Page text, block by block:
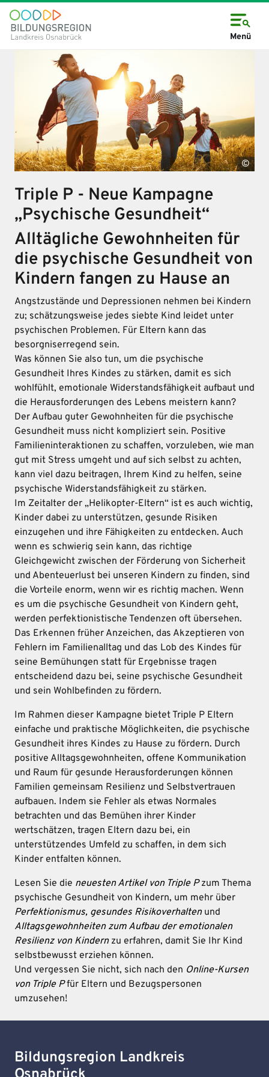
Direkt
zum
Inhalt
Menü
Triple P - Neue Kampagne
„Psychische Gesundheit“
Alltägliche Gewohnheiten für
die psychische Gesundheit von
Kindern fangen zu Hause an
Angstzustände und Depressionen nehmen bei Kindern
zu; schätzungsweise jedes siebte Kind leidet unter
psychischen Problemen. Für Eltern kann das
besorgniserregend sein.
Was können Sie also tun, um die psychische
Gesundheit Ihres Kindes zu stärken, damit es sich
wohlfühlt, emotionale Widerstandsfähigkeit aufbaut und
die Herausforderungen des Lebens meistern kann?
Der Aufbau guter Gewohnheiten für die psychische
Gesundheit muss nicht kompliziert sein. Positive
Familieninteraktionen zu schaffen, vorzuleben, wie man
gut mit Stress umgeht und auf sich selbst zu achten,
kann viel dazu beitragen, Ihrem Kind zu helfen, seine
psychische Widerstandsfähigkeit zu stärken.
Im Zeitalter der „Helikopter-Eltern“ ist es auch wichtig,
Kinder dabei zu unterstützen, gesunde Risiken
einzugehen und ihre Fähigkeiten zu entdecken. Auch
wenn es schwierig sein kann, das richtige
Gleichgewicht zwischen der Förderung von Sicherheit
und Abenteuerlust bei unseren Kindern zu finden, sind
die Vorteile enorm, wenn wir es richtig machen. Wenn
es um die psychische Gesundheit von Kindern geht,
werden perfektionistische Tendenzen oft übersehen.
Das Erkennen früher Anzeichen, das Akzeptieren von
Fehlern im Familienalltag und das Lob des Kindes für
seine Bemühungen statt für Ergebnisse tragen
entscheidend dazu bei, seine psychische Gesundheit
und sein Wohlbefinden zu fördern.
Im Rahmen dieser Kampagne bietet Triple P Eltern
einfache und praktische Möglichkeiten, die psychische
Gesundheit ihres Kindes zu Hause zu fördern. Durch
positive Alltagsgewohnheiten, offene Kommunikation
und Raum für gesunde Herausforderungen können
Familien gemeinsam Resilienz und Selbstvertrauen
aufbauen. Indem sie Fehler als etwas Normales
betrachten und das Bemühen ihrer Kinder
wertschätzen, tragen Eltern dazu bei, ein
unterstützendes Umfeld zu schaffen, in dem sich
Kinder entfalten können.
Lesen Sie die neuesten Artikel von Triple P zum Thema
psychische Gesundheit von Kindern, um mehr über
Perfektionismus, gesundes Risikoverhaltenund
Alltagsgewohnheiten zum Aufbau der emotionalen
Resilienz von Kindern zu erfahren, damit Sie Ihr Kind
selbstbewusst erziehen können.
Und vergessen Sie nicht, sich nach den Online-Kursen
von Triple P für Eltern und Bezugspersonen
umzusehen!
Bildungsregion Landkreis